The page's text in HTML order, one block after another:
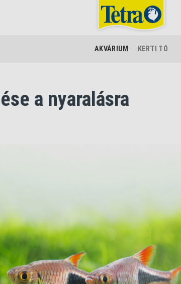
AKVÁRIUM KERTI TÓ
a nyaralásra